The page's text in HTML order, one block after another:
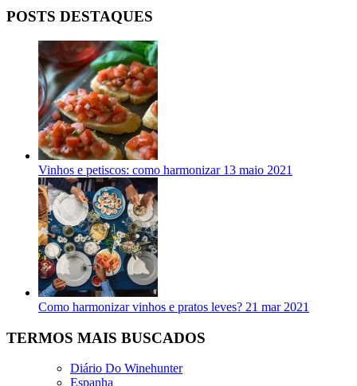
POSTS DESTAQUES
Vinhos e petiscos: como harmonizar 13 maio 2021
Como harmonizar vinhos e pratos leves? 21 mar 2021
TERMOS MAIS BUSCADOS
Diário Do Winehunter
Espanha